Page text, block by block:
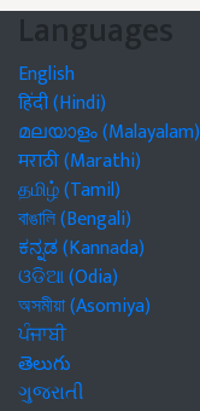
Languages
English
हिंदी (Hindi)
മലയാളം (Malayalam)
मराठी (Marathi)
தமிழ் (Tamil)
বাঙালি (Bengali)
ಕನ್ನಡ (Kannada)
ଓଡିଆ (Odia)
অসমীয়া (Asomiya)
ਪੰਜਾਬੀ
తెలుగు
ગુજરાતી